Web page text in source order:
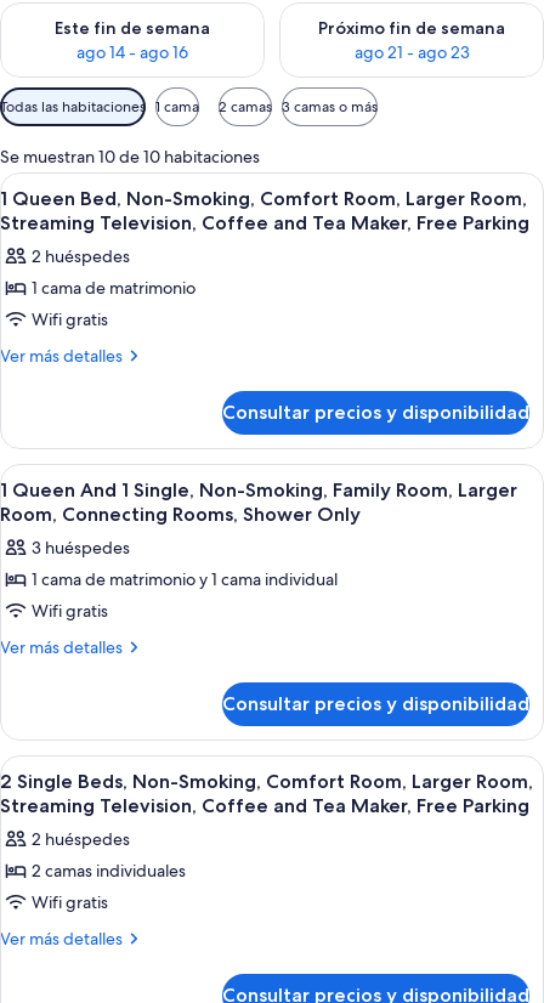
Este fin de semana
ago 14 - ago 16
Consulta la disponibilidad para este fin de semana, ago 14 -
Próximo fin de semana
ago 21 - ago 23
Consulta la disponibilidad
Filtros
disponibles
para
las
habitaciones
Todas las habitaciones 1 cama 2 camas 3 camas o más
Se muestran 10 de 10 habitaciones
Abrir
todas
las
fotos
de
1
Queen
Smoking,
Comfort
Room,
Larger
Room,
Streaming
Television,
and
Free
Parking
Ropa de cama de alta calidad y caja
4
1 Queen Bed, Non-Smoking, Comfort Room, Larger Room,
Streaming Television, Coffee and Tea Maker, Free Parking
2 huéspedes
1 cama de matrimonio
Wifi gratis
Ver más detalles
Más
Queen
Bed,
Non-
Smoking,
Comfort
Room,
Larger
Streaming
Television,
Coffee
Maker,
Free
Parking
Consultar precios y disponibilidad
Abrir
todas
las
fotos
de
1
Queen
Single,
Non-
Smoking,
Family
Room,
Larger
Room,
Rooms,
Ropa de cama de alta calidad y caja
22
1 Queen And 1 Single, Non-Smoking, Family Room, Larger
Room, Connecting Rooms, Shower Only
3 huéspedes
1 cama de matrimonio y 1 cama individual
Wifi gratis
Ver más detalles
Más
Queen
And
1
Single,
Smoking,
Family
Larger
Room,
Connecting
Consultar precios y disponibilidad
Abrir
todas
las
fotos
de
2
Single
Ropa de cama de alta calidad y caja
5
2 Single Beds, Non-Smoking, Comfort Room, Larger Room,
Streaming Television, Coffee and Tea Maker, Free Parking
2 huéspedes
2 camas individuales
Wifi gratis
Ver más detalles
Más
Consultar precios y disponibilidad